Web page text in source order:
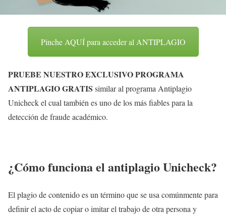
Pinche AQUÍ para acceder al ANTIPLAGIO
PRUEBE NUESTRO EXCLUSIVO PROGRAMA
ANTIPLAGIO GRATIS similar al programa Antiplagio
Unicheck el cual también es uno de los más fiables para la
detección de fraude académico.
¿Cómo funciona el antiplagio Unicheck?
El plagio de contenido es un término que se usa comúnmente para
definir el acto de copiar o imitar el trabajo de otra persona y